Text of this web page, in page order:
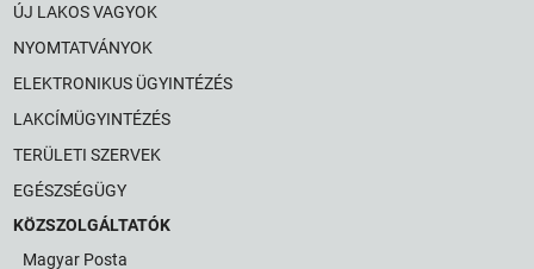
ÚJ LAKOS VAGYOK
NYOMTATVÁNYOK
ELEKTRONIKUS ÜGYINTÉZÉS
LAKCÍMÜGYINTÉZÉS
TERÜLETI SZERVEK
EGÉSZSÉGÜGY
KÖZSZOLGÁLTATÓK
Magyar Posta